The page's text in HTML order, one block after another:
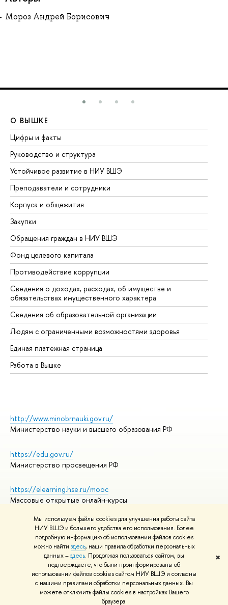
Мы используем файлы cookies для улучшения работы сайта
НИУ ВШЭ и большего удобства его использования. Более
подробную информацию об использовании файлов cookies
можно найти здесь, наши правила обработки персональных
данных –здесь. Продолжая пользоваться сайтом, вы
подтверждаете, что были проинформированы об
использовании файлов cookies сайтом НИУ ВШЭ и согласны
с нашими правилами обработки персональных данных. Вы
можете отключить файлы cookies в настройках Вашего
браузера.
✖
Мороз Андрей Борисович
О ВЫШКЕ
Цифры и факты
Руководство и структура
Устойчивое развитие в НИУ ВШЭ
Преподаватели и сотрудники
Корпуса и общежития
Закупки
Обращения граждан в НИУ ВШЭ
Фонд целевого капитала
Противодействие коррупции
Сведения о доходах, расходах, об имуществе и
обязательствах имущественного характера
Сведения об образовательной организации
Людям с ограниченными возможностями здоровья
Единая платежная страница
Работа в Вышке
http://www.minobrnauki.gov.ru/
Министерство науки и высшего образования РФ
https://edu.gov.ru/
Министерство просвещения РФ
https://elearning.hse.ru/mooc
Массовые открытые онлайн-курсы
© НИУ ВШЭ 1993–2026
Адреса и контакты
Условия использования материалов
Политика конфиденциальности
Правила применения рекомендательных технологий в НИУ ВШЭ
Карта сайта